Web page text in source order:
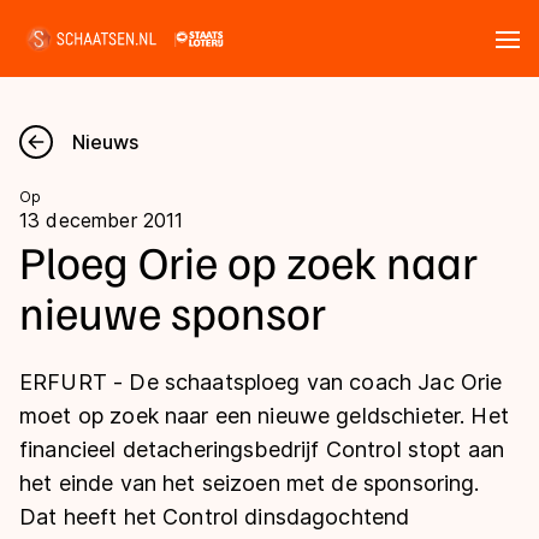
Nieuws
Kalender
Disciplines
Langebaan
Shorttrack
Inlineskaten
Uitslagen
Langebaan
Shorttrack
Marathon
Tijden & historie
Ranglijsten Langebaan
Nieuws
Op
13 december 2011
Ploeg Orie op zoek naar
nieuwe sponsor
ERFURT - De schaatsploeg van coach Jac Orie
moet op zoek naar een nieuwe geldschieter. Het
financieel detacheringsbedrijf Control stopt aan
het einde van het seizoen met de sponsoring.
Dat heeft het Control dinsdagochtend